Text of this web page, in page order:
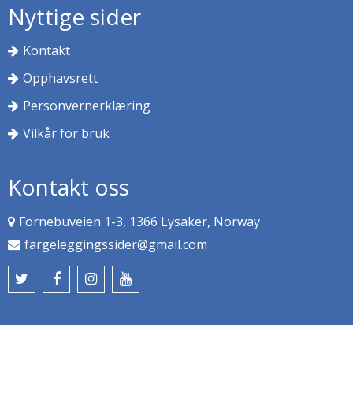
Nyttige sider
Kontakt
Opphavsrett
Personvernerklæring
Vilkår for bruk
Kontakt oss
Fornebuveien 1-3, 1366 Lysaker, Norway
fargeleggingssider@gmail.com